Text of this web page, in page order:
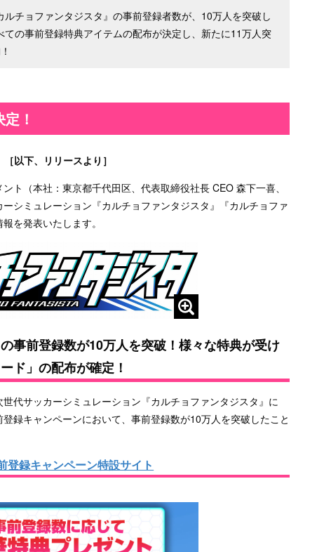
チョファンタジスタ』の事前登録者数が、10万人を突破し
の事前登録特典アイテムの配布が決定し、新たに11万人突
！
［以下、リリースより］
ト（本社：東京都千代田区、代表取締役社長 CEO 森下一喜、
シミュレーション『カルチョファンタジスタ』『カルチョファ
を発表いたします。
事前登録数が10万人を突破！様々な特典が受け
ド」の配布が確定！
代サッカーシミュレーション『カルチョファンタジスタ』に
録キャンペーンにおいて、事前登録数が10万人を突破したこと
登録キャンペーン特設サイト